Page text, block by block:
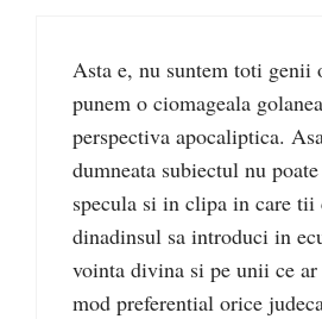
Asta e, nu suntem toti genii
punem o ciomageala
perspectiva apocaliptica.
dumneata subiectul nu
specula si in clipa in care tii
dinadinsul sa introduci in
vointa divina si pe unii ce
mod preferential orice